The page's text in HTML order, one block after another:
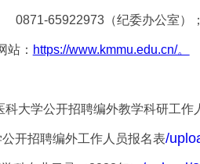
0871-65922973（纪委办公室）
站： https://www.kmmu.edu.cn/。
科大学公开招聘编外教学科研工作
开招聘编外工作人员报名表/